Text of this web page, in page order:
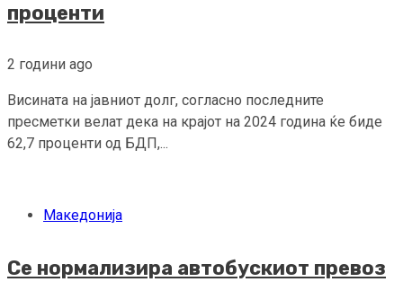
проценти
2 години ago
Висината на јавниот долг, согласно последните
пресметки велат дека на крајот на 2024 година ќе биде
62,7 проценти од БДП,...
Македонија
Се нормализира автобускиот превоз